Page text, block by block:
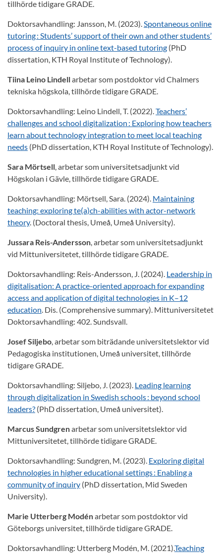
tillhörde tidigare GRADE.
Doktorsavhandling: Jansson, M. (2023).Spontaneous online
tutoring : Students’ support of their own and other students’
process of inquiry in online text-based tutoring (PhD
dissertation, KTH Royal Institute of Technology).
Tiina Leino Lindellarbetar som postdoktor vid Chalmers
tekniska högskola, tillhörde tidigare GRADE.
Doktorsavhandling: Leino Lindell, T. (2022).Teachers’
challenges and school digitalization : Exploring how teachers
learn about technology integration to meet local teaching
needs (PhD dissertation, KTH Royal Institute of Technology).
Sara Mörtsell, arbetar som universitetsadjunkt vid
Högskolan i Gävle, tillhörde tidigare GRADE.
Doktorsavhandling: Mörtsell, Sara. (2024). Maintaining
teaching: exploring te(a)ch-abilities with actor-network
theory. (Doctoral thesis, Umeå, Umeå University).
Jussara Reis-Andersson, arbetar som universitetsadjunkt
vid Mittuniversitetet, tillhörde tidigare GRADE.
Doktorsavhandling: Reis-Andersson, J. (2024). Leadership in
digitalisation: A practice-oriented approach for expanding
access and application of digital technologies in K–12
education. Dis. (Comprehensive summary). Mittuniversitetet
Doktorsavhandling: 402. Sundsvall.
Josef Siljebo, arbetar som biträdande universitetslektor vid
Pedagogiska institutionen, Umeå universitet, tillhörde
tidigare GRADE.
Doktorsavhandling: Siljebo, J. (2023). Leading learning
through digitalization in Swedish schools : beyond school
leaders? (PhD dissertation, Umeå universitet).
Marcus Sundgrenarbetar som universitetslektor vid
Mittuniversitetet, tillhörde tidigare GRADE.
Doktorsavhandling: Sundgren, M. (2023). Exploring digital
technologies in higher educational settings : Enabling a
community of inquiry (PhD dissertation, Mid Sweden
University).
Marie Utterberg Modénarbetar som postdoktor vid
Göteborgs universitet, tillhörde tidigare GRADE.
Doktorsavhandling: Utterberg Modén, M. (2021).Teaching